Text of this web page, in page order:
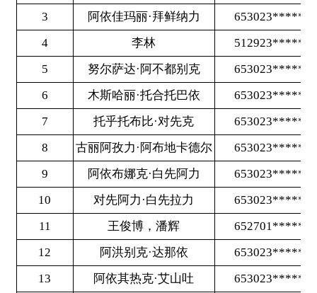
7 托乎托布比·对先克
653023********0428
8
古丽阿孜力·阿布地卡德尔 653023********1428
9 阿依布娜克·白先阿力 653023********0825
10 对先阿力·白先拉力
653023********0000
11
王俊博，潘辉 652701********3712
12 阿洪别克·达那依 653023********0614
13 阿依其热克·艾山吐 653023********1029
14 居马力·艾合麦提 653023********0834
萨丽·库尔班巴依
16
范广红 653023********023X
17 依力哈尔江·艾尔肯 652927********5036
坎吉汗·巴齐克
19
拜仙·卡马力 652927********4717